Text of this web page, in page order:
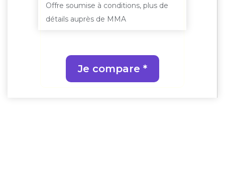
Offre soumise à conditions, plus de
détails auprès de MMA
Je compare *